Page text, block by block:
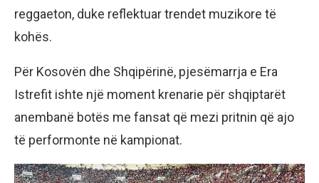
reggaeton, duke reflektuar trendet muzikore të
kohës.
Për Kosovën dhe Shqipërinë, pjesëmarrja e Era
Istrefit ishte një moment krenarie për shqiptarët
anembanë botës me fansat që mezi pritnin që ajo
të performonte në kampionat.